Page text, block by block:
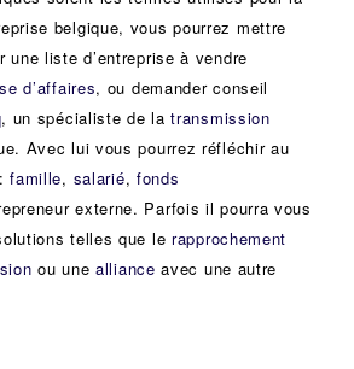
belgique, vous pourrez mettre
une liste d’entreprise à vendre
d’affaires, ou demander conseil
, un spécialiste de latransmission
Avec lui vous pourrez réfléchir au
:famille, salarié, fonds
externe. Parfois il pourra vous
telles que le rapprochement
ou unealliance avec une autre